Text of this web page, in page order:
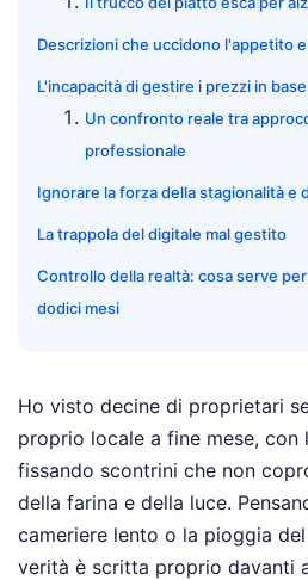
Descrizioni che uccidono l'appetito
L'incapacità di gestire i prezzi in
Un confronto reale tra
professionale
Ignorare la forza della stagionalità e
La trappola del digitale mal gestito
Controllo della realtà: cosa serve
dodici mesi
Ho visto decine di proprietari
proprio locale a fine mese, con
fissando scontrini che non
della farina e della luce.
cameriere lento o la pioggia
verità è scritta proprio davanti